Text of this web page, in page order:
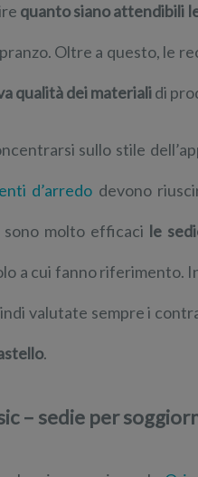
quanto siano attendibili
Oltre a questo, le
qualità dei materialidi
sullo stile
d’arredo devono
molto efficaci le
a cui fanno riferimento.
valutate sempre i
.
– sedie per